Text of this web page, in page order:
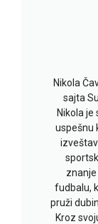
Nikola
sajta
Nikola je
uspešnu
fudbalu,
pruži
Kroz